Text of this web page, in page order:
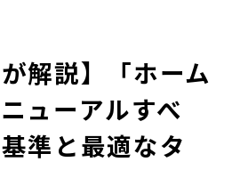
が解説】「ホーム
ューアルすべ
準と最適なタ